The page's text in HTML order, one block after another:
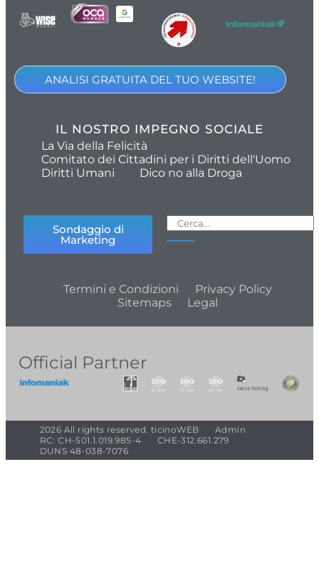
ANALISI GRATUITA DEL TUO WEBSITE!
IL NOSTRO IMPEGNO SOCIALE
La Via della Felicità
Comitato dei Cittadini per i Diritti dell'Uomo
Diritti Umani
Dico no alla Droga
Sondaggio di
Marketing
Termini e Condizioni
Privacy Policy
Sitemaps
Legal
Official Partner
2026 All rights reserved. ticinoWEB
Admin
RC: CH-501.1.019.985-4
CHE-312.661.279
DUNS 48-038-7076